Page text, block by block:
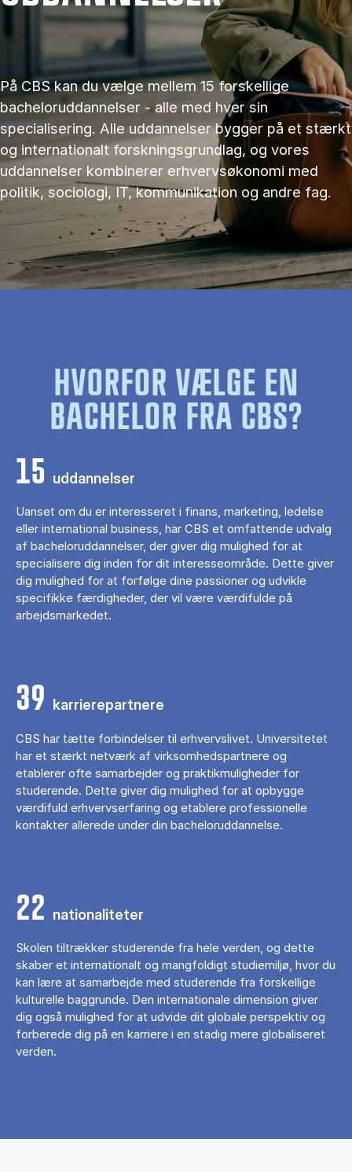
På CBS kan du vælge mellem 15 forskellige
bacheloruddannelser - alle med hver sin
specialisering. Alle uddannelser bygger på et stærkt
og internationalt forskningsgrundlag, og vores
uddannelser kombinerer erhvervsøkonomi med
politik, sociologi, IT, kommunikation og andre fag.
HVORFOR VÆLGE EN
BACHELOR FRA CBS?
15 uddannelser
Uanset om du er interesseret i finans, marketing, ledelse
eller international business, har CBS et omfattende udvalg
af bacheloruddannelser, der giver dig mulighed for at
specialisere dig inden for dit interesseområde. Dette giver
dig mulighed for at forfølge dine passioner og udvikle
specifikke færdigheder, der vil være værdifulde på
arbejdsmarkedet.
39 karrierepartnere
CBS har tætte forbindelser til erhvervslivet. Universitetet
har et stærkt netværk af virksomhedspartnere og
etablerer ofte samarbejder og praktikmuligheder for
studerende. Dette giver dig mulighed for at opbygge
værdifuld erhvervserfaring og etablere professionelle
kontakter allerede under din bacheloruddannelse.
22 nationaliteter
Skolen tiltrækker studerende fra hele verden, og dette
skaber et internationalt og mangfoldigt studiemiljø, hvor du
kan lære at samarbejde med studerende fra forskellige
kulturelle baggrunde. Den internationale dimension giver
dig også mulighed for at udvide dit globale perspektiv og
forberede dig på en karriere i en stadig mere globaliseret
verden.